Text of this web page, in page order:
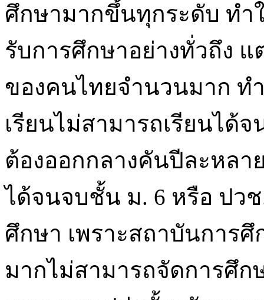
ศึกษามากขึ้นทุกระดับ ทำ
รับการศึกษาอย่างทั่วถึง
ของคนไทยจำนวนมาก ท
เรียนไม่สามารถเรียนได้
ต้องออกกลางคันปีละหล
ได้จนจบชั้น ม. 6 หรือ ปว
ศึกษา เพราะสถาบันการ
มากไม่สามารถจัดการศึ